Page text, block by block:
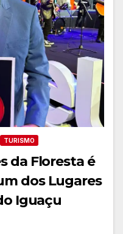
TURISMO
da Floresta é
dos Lugares
Iguaçu